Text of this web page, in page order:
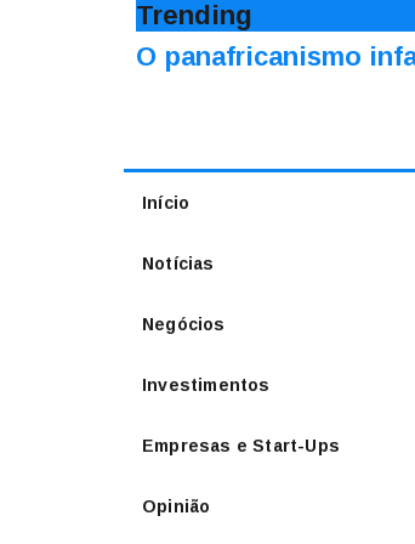
Trending
O panafricanismo
Início
Notícias
Negócios
Investimentos
Empresas e Start-Ups
Opinião